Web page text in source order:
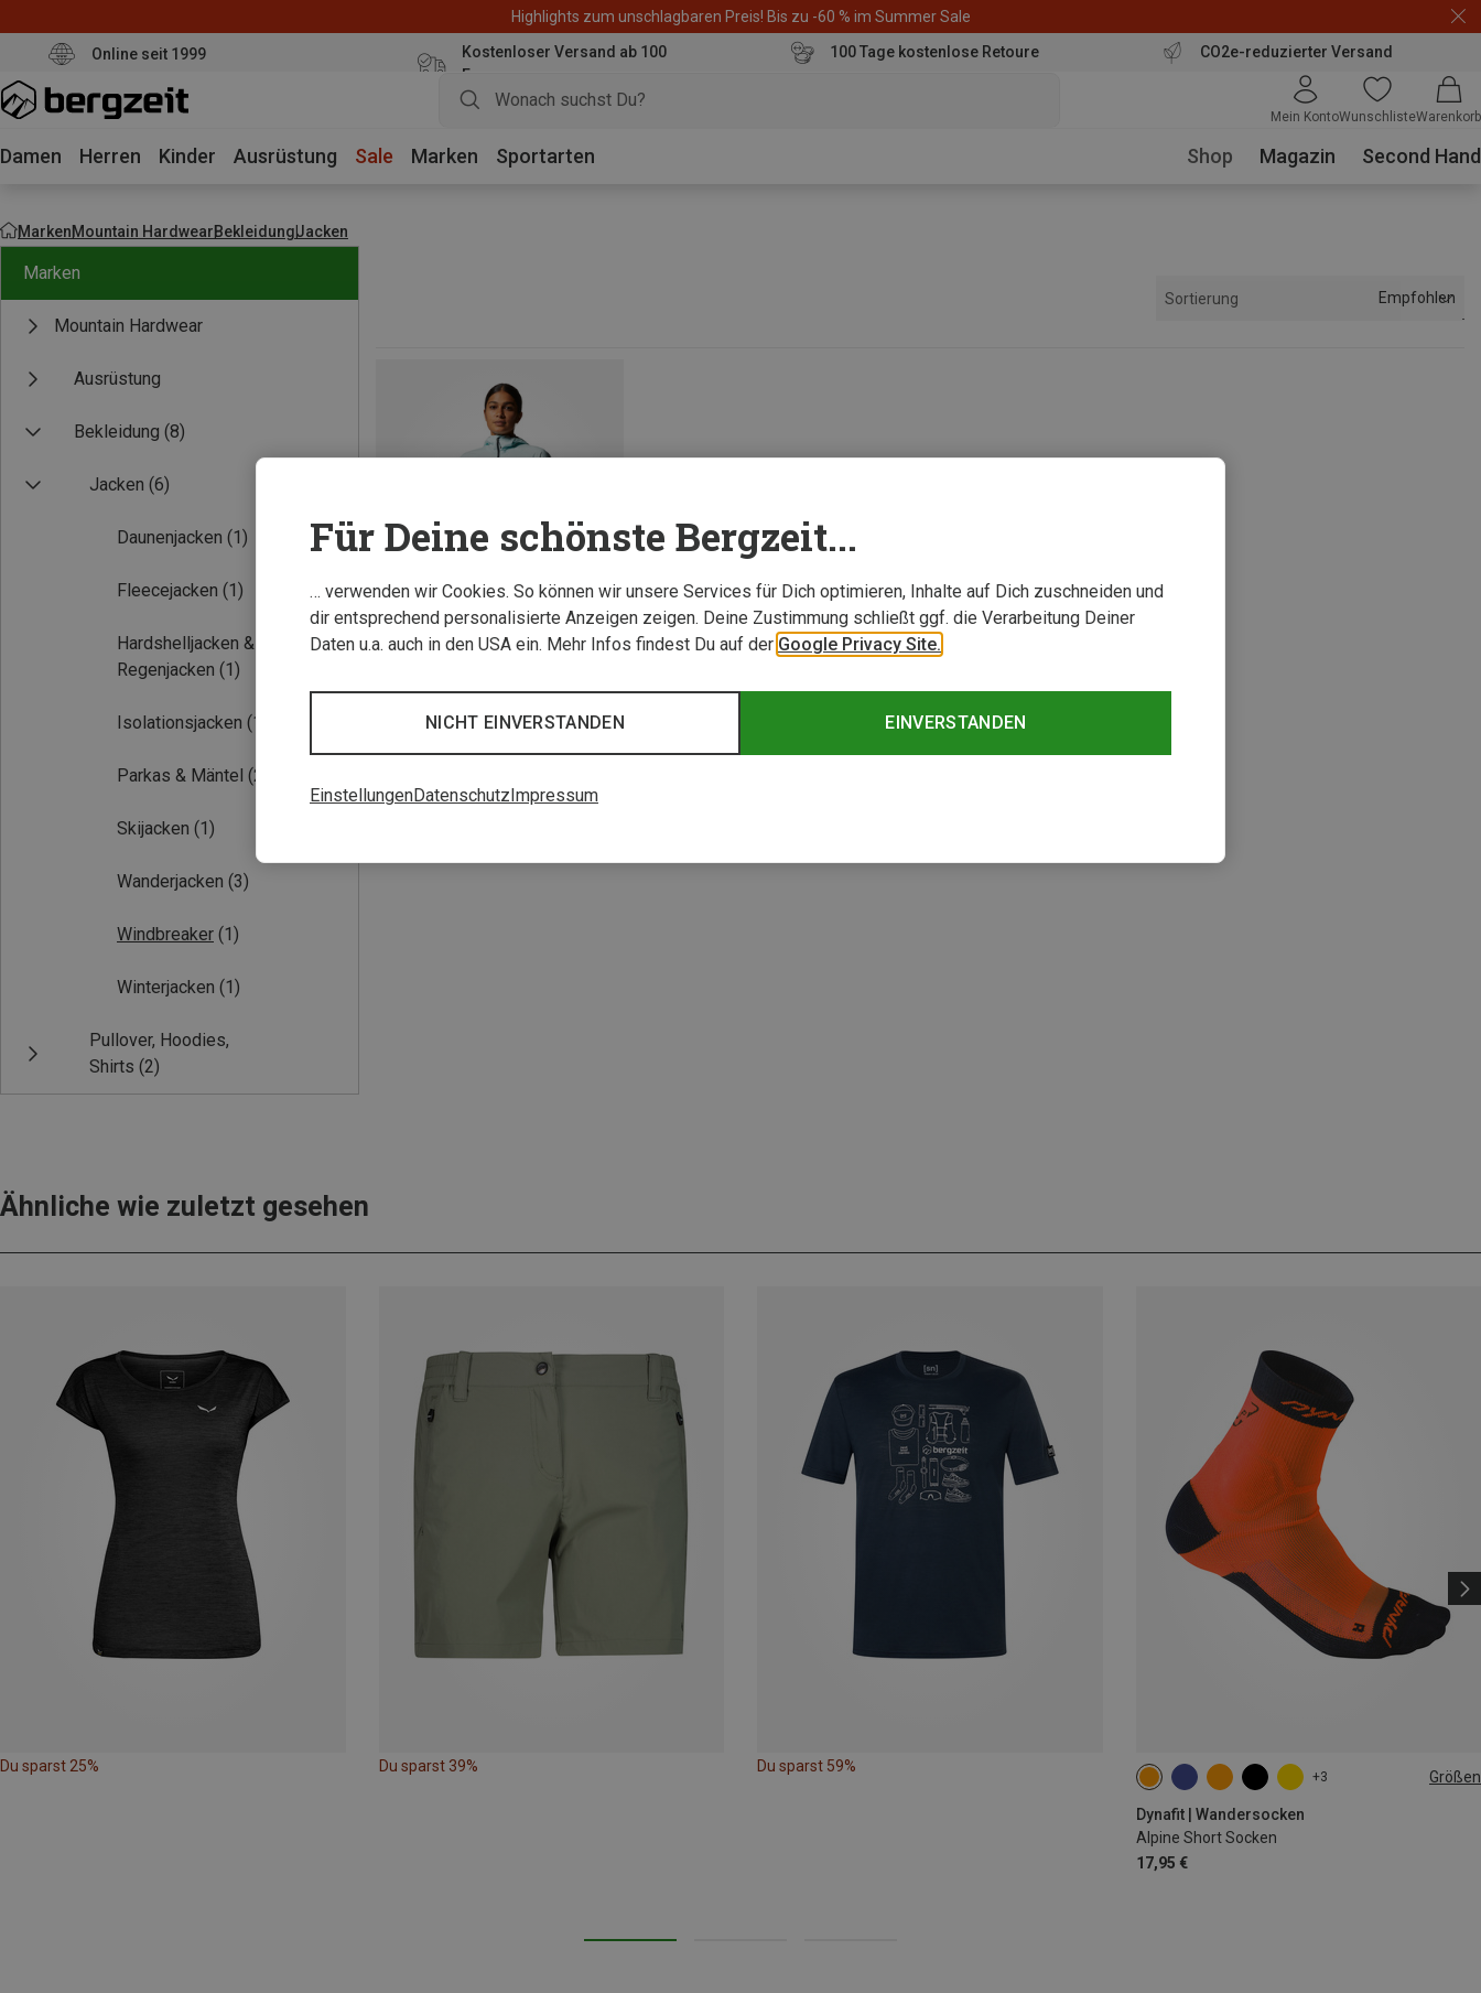
Highlights zum unschlagbaren Preis! Bis zu -60 % im Summer Sale
Online seit 1999
Kostenloser Versand ab 100
Euro
100 Tage kostenlose Retoure CO2e-reduzierter Versand
Mein KontoWunschlisteWarenkorb
Damen Herren Kinder Ausrüstung Sale Marken Sportarten Shop Magazin Second Hand
MarkenMountain HardwearBekleidungJacken
Marken
Mountain Hardwear
Ausrüstung
Bekleidung (8)
Jacken (6)
Daunenjacken (1)
Fleecejacken (1)
Hardshelljacken &
Regenjacken (1)
Isolationsjacken (1)
Parkas & Mäntel (2)
Skijacken (1)
Wanderjacken (3)
Windbreaker (1)
Winterjacken (1)
Pullover, Hoodies,
Shirts (2)
Sortierung Empfohlen
Ähnliche wie zuletzt gesehen
Du sparst 25% Du sparst 39% Du sparst 59%
+3 Größen
Dynafit | Wandersocken
Alpine Short Socken
17,95 €
35|36|37|38 39|40|41|42
Für Deine schönste Bergzeit...
… verwenden wir Cookies. So können wir unsere Services für Dich optimieren, Inhalte auf Dich zuschneiden und
dir entsprechend personalisierte Anzeigen zeigen. Deine Zustimmung schließt ggf. die Verarbeitung Deiner
Daten u.a. auch in den USA ein. Mehr Infos findest Du auf der Google Privacy Site.
EINVERSTANDEN
NICHT EINVERSTANDEN
EinstellungenDatenschutzImpressum